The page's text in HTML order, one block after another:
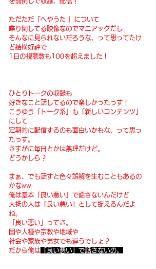
ただただ「へやうた 」について
喋り倒してる映像なのでマニアックだし
そんなに見られないだろうな、って思ってたけ
ど結構好評で
1日の視聴数も100を超えました！
ひとりトークの収録も
好きなこと話してるので楽しかったっす！
こうゆう「トーク系」も「新しいコンテンツ」
にして
定期的に配信するのも面白いかもな、って思っ
たっす。
さすがに毎日とかは無理だけど。
どうかしら？
まぁ、でも話すと色々誤解を生むこともあるの
かなww
俺は基本「良い悪い」で話さないんだけど
大抵の人は「良い悪い」として捉えるんだよ
ね。
「良い悪い」ってさ。
国や人種や宗教や地域や
社会や家族や男女でも違うでしょ？
だから俺は 「良い悪い」で話さないの。